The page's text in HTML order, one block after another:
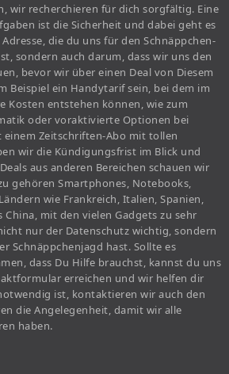
wir recherchieren für dich sorgfältig. Eine
ist die Sicherheit und dabei geht es
die du uns für den Schnäppchen-
sondern auch darum, dass wir uns den
bevor wir über einen Deal von Diesem
Beispiel ein Handytarif sein, bei dem im
Kosten entstehen können, wie zum
oder voraktivierte Optionen bei
einem Zeitschriften-Abo mit tollen
wir die Kündigungsfrist im Blick und
aus anderen Bereichen schauen wir
gehören Smartphones, Notebooks,
wie Frankreich, Italien, Spanien,
mit den vielen Gadgets zu sehr
nur der Datenschutz wichtig, sondern
Schnäppchenjagd hast. Sollte es
dass Du Hilfe brauchst, kannst du uns
erreichen und wir helfen dir
ist, kontaktieren wir auch den
die Angelegenheit, damit wir alle
haben.